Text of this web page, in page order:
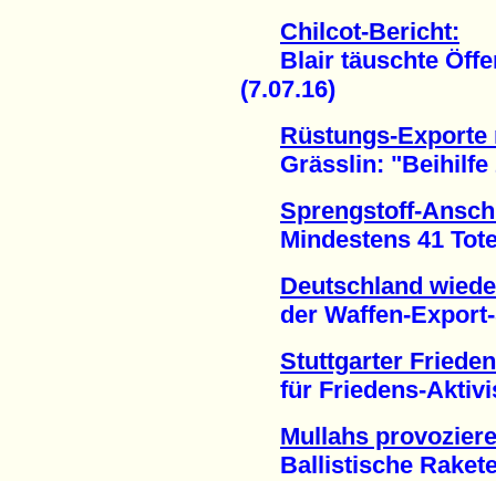
Chilcot-Bericht:
Blair täuschte
(7.07.16)
Rüstungs-Exporte
Grässlin: "Beihilfe
Sprengstoff-
Mindestens 41 Tote
Deutschland
der Waffen-Export-
Stuttgarter
für Friedens-
Mullahs
Ballistische